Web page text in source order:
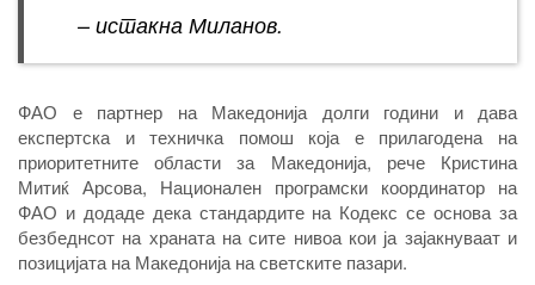
– истакна Миланов.
ФАО е партнер на Македонија долги години и дава
експертска и техничка помош која е прилагодена на
приоритетните области за Македонија, рече Кристина
Митиќ Арсова, Национален програмски координатор на
ФАО и додаде дека стандардите на Кодекс се основа за
безбеднсот на храната на сите нивоа кои ја зајакнуваат и
позицијата на Македонија на светските пазари.